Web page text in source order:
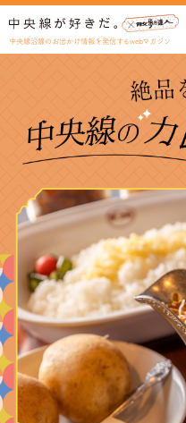
中央線沿線のお出かけ情報を発信するwebマガジン
スイーツ・テイクアウト
ショッピング
中央線カルチャー
特集
連載
中央線フェス